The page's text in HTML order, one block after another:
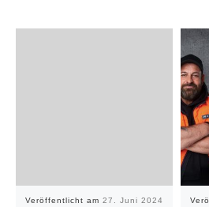
Veröffentlicht am 27. Juni 2024